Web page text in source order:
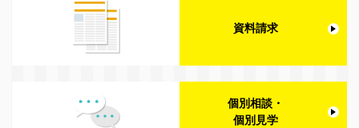
資料請求
個別相談・
個別見学